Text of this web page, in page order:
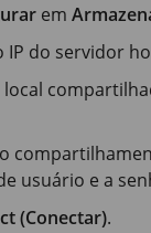
em
IP do servidor
usuário e a
(Conectar).